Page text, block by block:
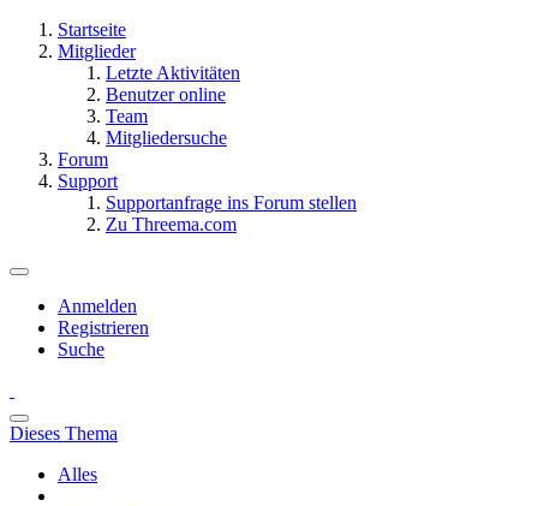
Startseite
Mitglieder
Letzte Aktivitäten
Benutzer online
Team
Mitgliedersuche
Forum
Support
Supportanfrage ins Forum stellen
Zu Threema.com
Anmelden
Registrieren
Suche
Dieses Thema
Alles